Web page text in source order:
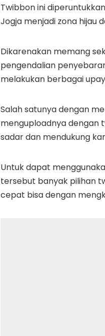
Twibbon ini
Jogja menjadi zona hijau
Dikarenakan memang
pengendalian
melakukan berbagai
Salah satunya dengan
menguploadnya dengan
sadar dan mendukung
Untuk dapat
tersebut banyak pilihan
cepat bisa dengan